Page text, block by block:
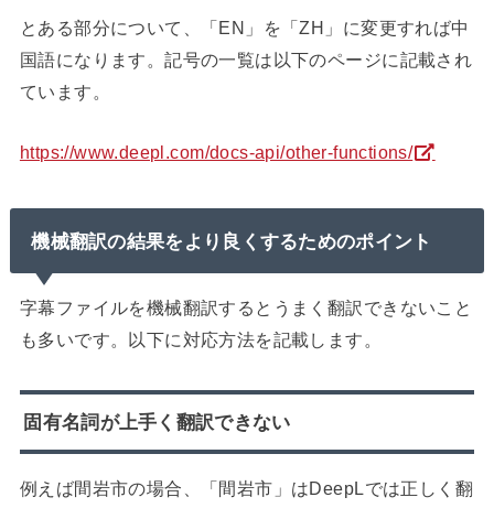
とある部分について、「EN」を「ZH」に変更すれば中
国語になります。記号の一覧は以下のページに記載され
ています。
https://www.deepl.com/docs-api/other-functions/
機械翻訳の結果をより良くするためのポイント
字幕ファイルを機械翻訳するとうまく翻訳できないこと
も多いです。以下に対応方法を記載します。
固有名詞が上手く翻訳できない
例えば間岩市の場合、「間岩市」はDeepLでは正しく翻